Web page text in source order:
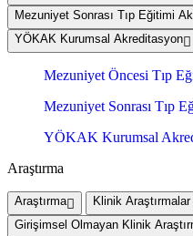
Mezuniyet Sonrası Tıp Eğitimi
YÖKAK Kurumsal Akreditasyon
Mezuniyet Öncesi Tıp
Mezuniyet Sonrası Tıp
YÖKAK Kurumsal
Araştırma
Araştırma
Klinik
Girişimsel Olmayan Klinik